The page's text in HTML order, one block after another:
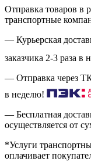
Отправка товаров в
транспортные
— Курьерская
заказчика 2-3 раза в
— Отправка через
в неделю!
— Бесплатная
осуществляется от
*Услуги
оплачивает